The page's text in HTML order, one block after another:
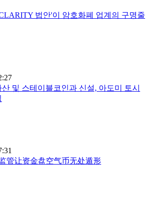
법안'이 암호화폐 업계의 구명줄
및 스테이블코인과 신설, 아도미 토시
管让资金盘空气币无处遁形